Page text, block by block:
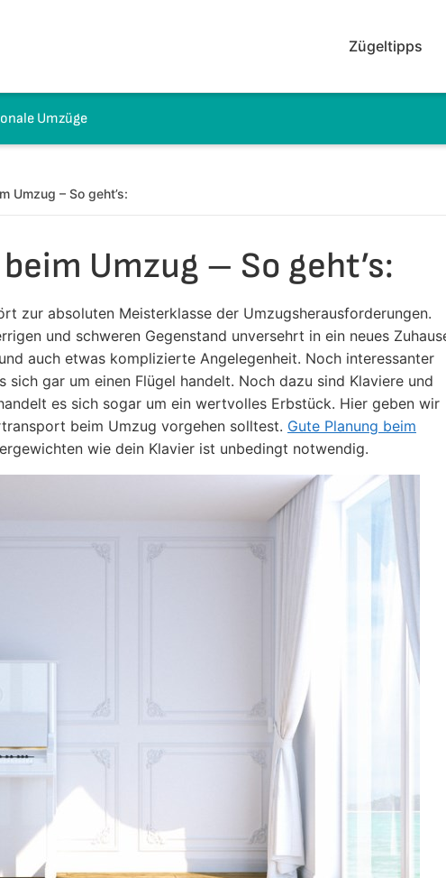
Zügeltipps
Umzüge
Umzug – So geht’s:
Umzug – So geht’s:
zur absoluten Meisterklasse der Umzugsherausforderungen.
und schweren Gegenstand unversehrt in ein neues
auch etwas komplizierte Angelegenheit. Noch interessanter
gar um einen Flügel handelt. Noch dazu sind Klaviere und
es sich sogar um ein wertvolles Erbstück. Hier geben wir
beim Umzug vorgehen solltest. Gute Planung beim
wie dein Klavier ist unbedingt notwendig.